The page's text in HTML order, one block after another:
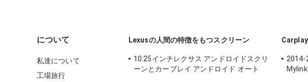
について
私達について
工場旅行
Lexusの人間の特徴をもつスクリーン
10.25インチレクサス アンドロイドスクリ
ーンとカープレイ アンドロイド オート
2014-